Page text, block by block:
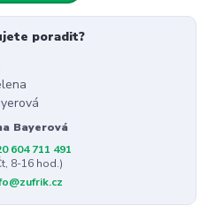
poradit?
Bayerová
604 711 491
8-16 hod.)